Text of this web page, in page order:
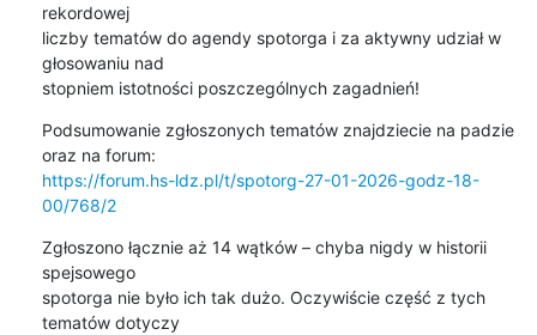
rekordowej
liczby tematów do agendy spotorga i za aktywny udział w
głosowaniu nad
stopniem istotności poszczególnych zagadnień!
Podsumowanie zgłoszonych tematów znajdziecie na padzie
https://forum.hs-ldz.pl/t/spotorg-27-01-2026-godz-18-
00/768/2
Zgłoszono łącznie aż 14 wątków – chyba nigdy w historii
spejsowego
spotorga nie było ich tak dużo. Oczywiście część z tych
tematów dotyczy